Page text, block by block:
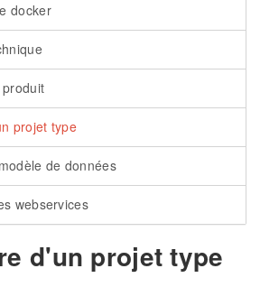
docker
projet type
de données
webservices
d'un projet type